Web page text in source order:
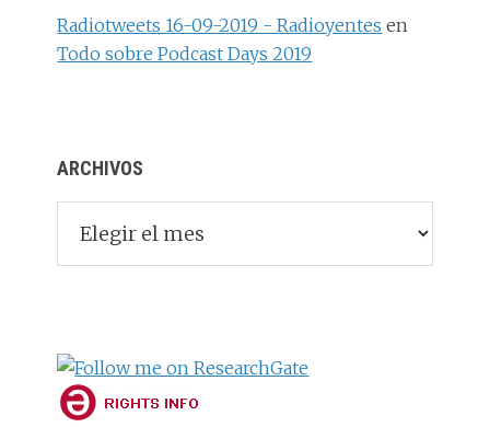
Radiotweets 16-09-2019 - Radioyentes en
Todo sobre Podcast Days 2019
ARCHIVOS